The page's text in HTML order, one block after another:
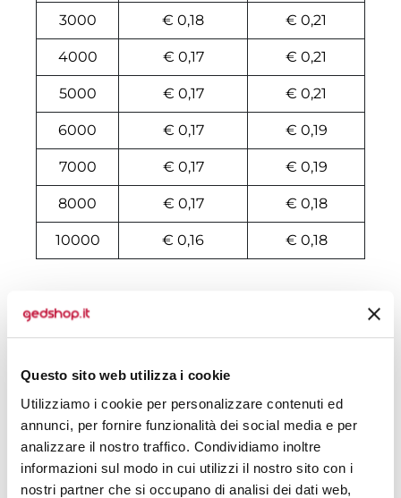
Questo sito web utilizza i cookie
Utilizziamo i cookie per personalizzare contenuti ed
annunci, per fornire funzionalità dei social media e per
analizzare il nostro traffico. Condividiamo inoltre
informazioni sul modo in cui utilizzi il nostro sito con i
nostri partner che si occupano di analisi dei dati web,
3000 € 0,18 € 0,21
4000 € 0,17 € 0,21
5000 € 0,17 € 0,21
6000 € 0,17 € 0,19
7000 € 0,17 € 0,19
8000 € 0,17 € 0,18
10000 € 0,16 € 0,18
Tecniche di stampa
Domande e risposte
Prodotti alternativi